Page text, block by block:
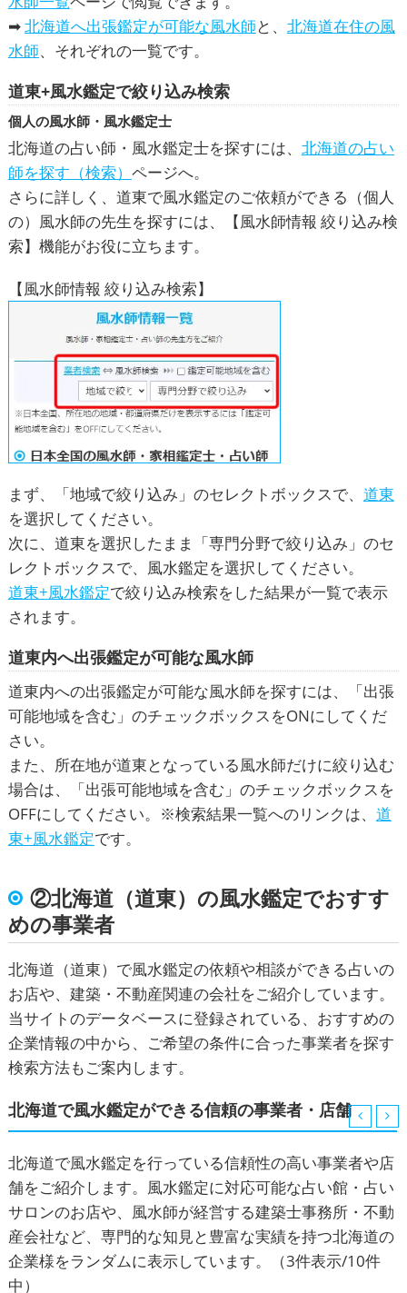
➡北海道へ出張鑑定が可能な風水師と、 北海道在住の風
水師、それぞれの一覧です。
道東+風水鑑定で絞り込み検索
個人の風水師・風水鑑定士
北海道の占い師・風水鑑定士を探すには、 北海道の占い
師を探す（検索） ページへ。
さらに詳しく、道東で風水鑑定のご依頼ができる（個人
の）風水師の先生を探すには、【風水師情報 絞り込み検
索】機能がお役に立ちます。
【風水師情報 絞り込み検索】
まず、「地域で絞り込み」のセレクトボックスで、 道東
を選択してください。
次に、道東を選択したまま「専門分野で絞り込み」のセ
レクトボックスで、風水鑑定を選択してください。
道東+風水鑑定で絞り込み検索をした結果が一覧で表示
されます。
道東内へ出張鑑定が可能な風水師
道東内への出張鑑定が可能な風水師を探すには、「出張
可能地域を含む」のチェックボックスをONにしてくだ
さい。
また、所在地が道東となっている風水師だけに絞り込む
場合は、「出張可能地域を含む」のチェックボックスを
OFFにしてください。※検索結果一覧へのリンクは、 道
東+風水鑑定です。
②北海道（道東）の風水鑑定でおすす
めの事業者
北海道（道東）で風水鑑定の依頼や相談ができる占いの
お店や、建築・不動産関連の会社をご紹介しています。
当サイトのデータベースに登録されている、おすすめの
企業情報の中から、ご希望の条件に合った事業者を探す
検索方法もご案内します。
北海道で風水鑑定ができる信頼の事業者・店舗
北海道で風水鑑定を行っている信頼性の高い事業者や店
舗をご紹介します。風水鑑定に対応可能な占い館・占い
サロンのお店や、風水師が経営する建築士事務所・不動
産会社など、専門的な知見と豊富な実績を持つ北海道の
企業様をランダムに表示しています。
（3件表示/10件
中）